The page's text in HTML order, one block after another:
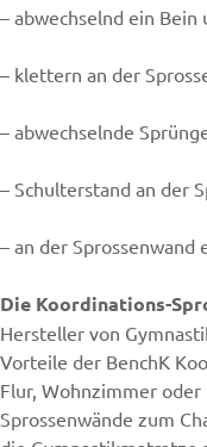
– abwechselnd ein Bein
– klettern an der
– abwechselnde
– Schulterstand an der
– an der Sprossenwand
Die Koordinations-
Hersteller von
Vorteile der BenchK
Flur, Wohnzimmer oder
Sprossenwände zum